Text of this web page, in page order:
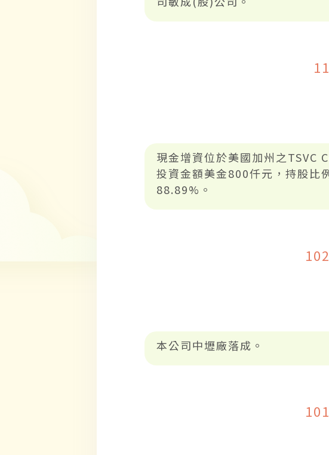
現金增資位於美國加州之TSVC
投資金額美金800仟元，持股比
88.89%。
本公司中壢廠落成。